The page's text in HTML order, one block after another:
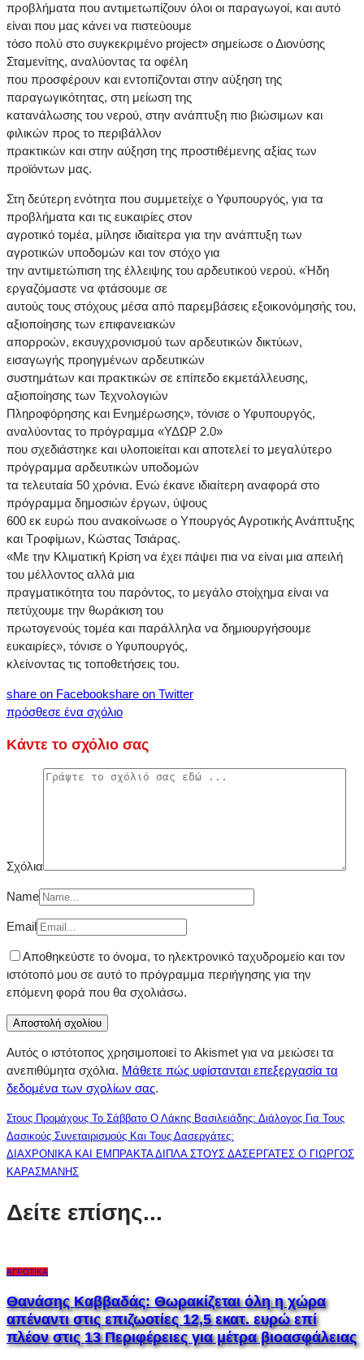
προβλήματα που αντιμετωπίζουν όλοι οι παραγωγοί, και αυτό
είναι που μας κάνει να πιστεύουμε
τόσο πολύ στο συγκεκριμένο project» σημείωσε ο Διονύσης
Σταμενίτης, αναλύοντας τα οφέλη
που προσφέρουν και εντοπίζονται στην αύξηση της
παραγωγικότητας, στη μείωση της
κατανάλωσης του νερού, στην ανάπτυξη πιο βιώσιμων και
φιλικών προς το περιβάλλον
πρακτικών και στην αύξηση της προστιθέμενης αξίας των
προϊόντων μας.
Στη δεύτερη ενότητα που συμμετείχε ο Υφυπουργός, για τα
προβλήματα και τις ευκαιρίες στον
αγροτικό τομέα, μίλησε ιδιαίτερα για την ανάπτυξη των
αγροτικών υποδομών και τον στόχο για
την αντιμετώπιση της έλλειψης του αρδευτικού νερού. «Ήδη
εργαζόμαστε να φτάσουμε σε
αυτούς τους στόχους μέσα από παρεμβάσεις εξοικονόμησής του,
αξιοποίησης των επιφανειακών
απορροών, εκσυγχρονισμού των αρδευτικών δικτύων,
εισαγωγής προηγμένων αρδευτικών
συστημάτων και πρακτικών σε επίπεδο εκμετάλλευσης,
αξιοποίησης των Τεχνολογιών
Πληροφόρησης και Ενημέρωσης», τόνισε ο Υφυπουργός,
αναλύοντας το πρόγραμμα «ΥΔΩΡ 2.0»
που σχεδιάστηκε και υλοποιείται και αποτελεί το μεγαλύτερο
πρόγραμμα αρδευτικών υποδομών
τα τελευταία 50 χρόνια. Ενώ έκανε ιδιαίτερη αναφορά στο
πρόγραμμα δημοσιών έργων, ύψους
600 εκ ευρώ που ανακοίνωσε ο Υπουργός Αγροτικής Ανάπτυξης
και Τροφίμων, Κώστας Τσιάρας.
«Με την Κλιματική Κρίση να έχει πάψει πια να είναι μια απειλή
του μέλλοντος αλλά μια
πραγματικότητα του παρόντος, το μεγάλο στοίχημα είναι να
πετύχουμε την θωράκιση του
πρωτογενούς τομέα και παράλληλα να δημιουργήσουμε
ευκαιρίες», τόνισε ο Υφυπουργός,
κλείνοντας τις τοποθετήσεις του.
share on Facebookshare on Twitter
πρόσθεσε ένα σχόλιο
Κάντε το σχόλιο σας
Σχόλια
Name
Email
Αποθηκεύστε το όνομα, το ηλεκτρονικό ταχυδρομείο και τον
ιστότοπό μου σε αυτό το πρόγραμμα περιήγησης για την
επόμενη φορά που θα σχολιάσω.
Αυτός ο ιστότοπος χρησιμοποιεί το Akismet για να μειώσει τα
ανεπιθύμητα σχόλια. Μάθετε πώς υφίστανται επεξεργασία τα
δεδομένα των σχολίων σας.
Στους Προμάχους Το Σάββατο Ο Λάκης Βασιλειάδης: Διάλογος Για Τους
Δασικούς Συνεταιρισμούς Και Τους Δασεργάτες:
ΔΙΑΧΡΟΝΙΚΑ ΚΑΙ ΕΜΠΡΑΚΤΑ ΔΙΠΛΑ ΣΤΟΥΣ ΔΑΣΕΡΓΑΤΕΣ Ο ΓΙΩΡΓΟΣ
ΚΑΡΑΣΜΑΝΗΣ
Δείτε επίσης...
ΑΓΡΟΤΙΚΆ
Θανάσης Καββαδάς: Θωρακίζεται όλη η χώρα
απέναντι στις επιζωοτίες 12,5 εκατ. ευρώ επί
πλέον στις 13 Περιφέρειες για μέτρα βιοασφάλειας